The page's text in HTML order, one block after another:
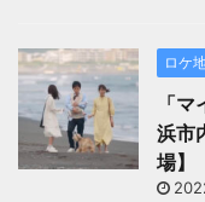
ロケ
「
浜市
場】